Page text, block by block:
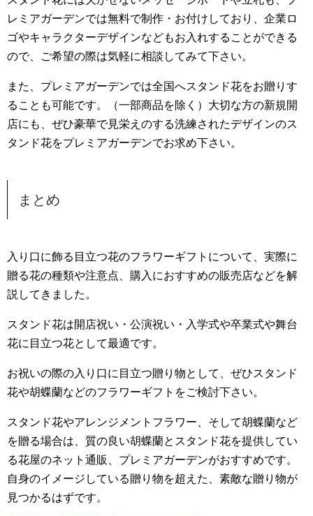
レミアガーデンでは無料で制作・お付けしており、企業ロ
ゴやキャラクターデザインなどもお入れすることができる
ので、ご希望の際は気軽に相談してみて下さい。
また、プレミアガーデンでは全国へスタンド花をお贈りす
ることも可能です。（一部商品を除く）大切な方の新規開
店にも、ぜひ豪華で見栄えのする洗練されたデザインのス
タンド花をプレミアガーデンでお求め下さい。
まとめ
入り口に飾る目立つ花のフラワーギフトについて、実際に
贈る花の種類や注意点、購入におすすめの販売店などを解
説してきました。
スタンド花は開店祝い・公演祝い・入学式や卒業式や舞台
花に目立つ花として最適です。
お祝いの際の入り口に目立つ贈り物として、ぜひスタンド
花や胡蝶蘭などのフラワーギフトをご検討下さい。
スタンド花やアレンジメントフラワー、そして胡蝶蘭など
を贈る場合は、質の良い胡蝶蘭とスタンド花を提供してい
る花屋のネット通販、プレミアガーデンがおすすめです。
自身のイメージしている贈り物を超えた、素敵な贈り物が
見つかるはずです。